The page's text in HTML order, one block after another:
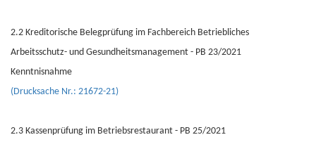
2.2 Kreditorische Belegprüfung im Fachbereich Betriebliches
Arbeitsschutz- und Gesundheitsmanagement - PB 23/2021
Kenntnisnahme
(Drucksache Nr.: 21672-21)
2.3 Kassenprüfung im Betriebsrestaurant - PB 25/2021